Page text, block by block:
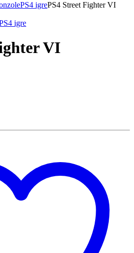
PS4 igrePS4 Street Fighter VI
igre
VI